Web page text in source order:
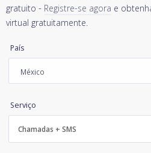
gratuito - Registre-se agora e
virtual gratuitamente.
País
Serviço
Chamadas + SMS